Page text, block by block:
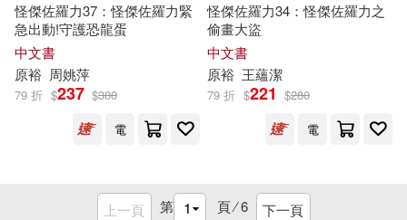
怪傑佐羅力37：怪傑佐羅力緊
急出動!守護恐龍蛋
中文書
原裕 周姚萍
79 折 $237 $300
電
怪傑佐羅力34：怪傑佐羅力之
偷畫大盜
中文書
原裕 王蘊潔
79 折 $221 $280
電
上一頁 第 頁 ⁄6 下一頁